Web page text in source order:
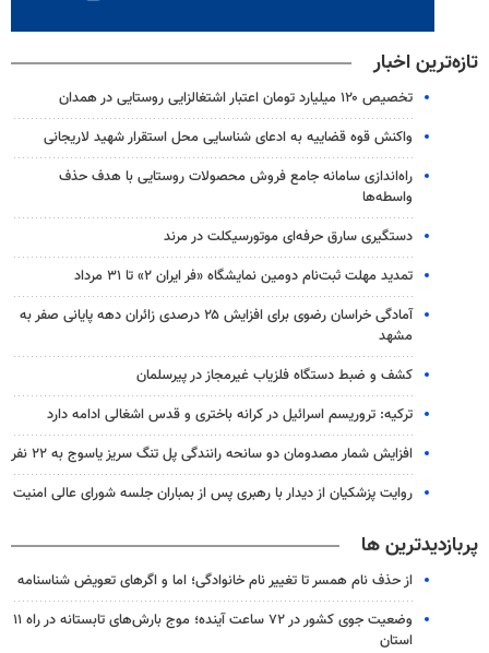
تازه‌ترین اخبار
تخصیص ۱۲۰ میلیارد تومان اعتبار اشتغالزایی روستایی در همدان
واکنش قوه قضاییه به ادعای شناسایی محل استقرار شهید لاریجانی
راه‌اندازی سامانه جامع فروش محصولات روستایی با هدف حذف
واسطه‌ها
دستگیری سارق حرفه‌ای موتورسیکلت در مرند
تمدید مهلت ثبت‌نام دومین نمایشگاه «فر ایران ۲» تا ۳۱ مرداد
آمادگی خراسان رضوی برای افزایش ۲۵ درصدی زائران دهه پایانی صفر به
مشهد
کشف و ضبط دستگاه فلزیاب غیرمجاز در پیرسلمان
ترکیه: تروریسم اسرائیل در کرانه باختری و قدس اشغالی ادامه دارد
افزایش شمار مصدومان دو سانحه رانندگی پل تنگ سریز یاسوج به ۲۲ نفر
روایت پزشکیان از دیدار با رهبری پس از بمباران جلسه شورای عالی امنیت
پربازدیدترین ها
از حذف نام همسر تا تغییر نام خانوادگی؛ اما و اگرهای تعویض شناسنامه
وضعیت جوی کشور در ۷۲ ساعت آینده؛ موج بارش‌های تابستانه در راه ۱۱
استان